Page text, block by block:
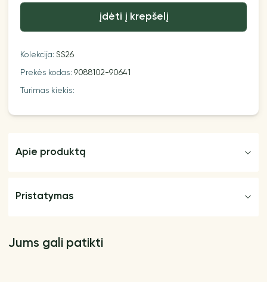
įdėti į krepšelį
Kolekcija:SS26
Prekės kodas:9088102-90641
Turimas kiekis:
Apie produktą
Pristatymas
Jums gali patikti